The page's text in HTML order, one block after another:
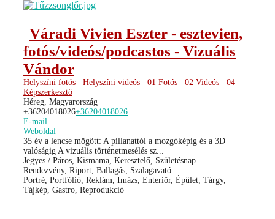
Váradi Vivien Eszter - esztevien,
fotós/videós/podcastos - Vizuális
Vándor
Helyszíni fotós Helyszíni videós 01 Fotós 02 Videós
04
Képszerkesztő
Héreg, Magyarország
+36204018026+36204018026
E-mail
Weboldal
35 év a lencse mögött: A pillanattól a mozgóképig és a 3D
valóságig A vizuális történetmesélés sz...
Jegyes / Páros, Kismama, Keresztelő, Születésnap
Rendezvény, Riport, Ballagás, Szalagavató
Portré, Portfólió, Reklám, Imázs, Enteriőr, Épület, Tárgy,
Tájkép, Gastro, Reprodukció